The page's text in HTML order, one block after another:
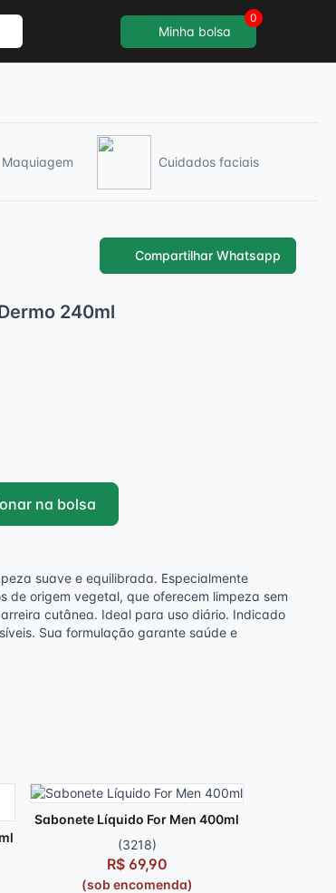
Minha bolsa
0
Maquiagem Cuidados faciais
Compartilhar Whatsapp
240ml
na bolsa
suave e equilibrada. Especialmente
origem vegetal, que oferecem limpeza sem
cutânea. Ideal para uso diário. Indicado
Sua formulação garante saúde e
Sabonete Líquido For Men 400ml
(3218)
R$ 69,90
(sob encomenda)